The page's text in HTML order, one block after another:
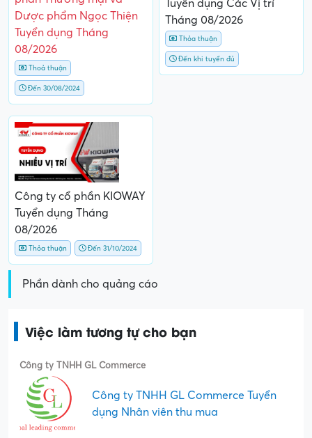
Dược phẩm Ngọc Thiện
Tuyển dụng Tháng
08/2026
Thoả thuận
Đến 30/08/2024
Tuyển dụng Các Vị trí
Tháng 08/2026
Thỏa thuận
Đến khi tuyển đủ
Công ty cổ phần KIOWAY
Tuyển dụng Tháng
08/2026
Thỏa thuận Đến 31/10/2024
Phần dành cho quảng cáo
Việc làm tương tự cho bạn
Công ty TNHH GL Commerce
Công ty TNHH GL Commerce Tuyển
dụng Nhân viên thu mua